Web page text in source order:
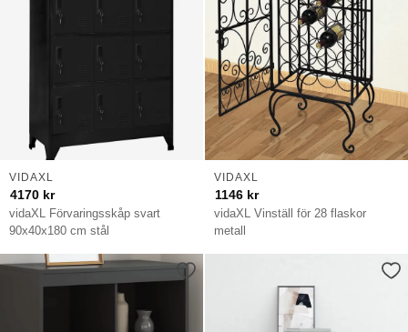
vidaXL Förvaringsskåp svart
90x40x180 cm stål
VIDAXL
4170 kr
vidaXL Vinställ för 28 flaskor
metall
VIDAXL
1146 kr